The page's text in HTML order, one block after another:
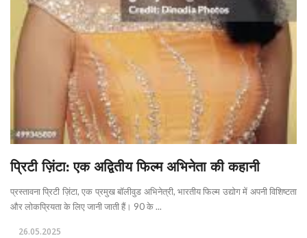
प्रिटी ज़िंटा: एक अद्वितीय फिल्म अभिनेता की कहानी
प्रस्तावना प्रिटी ज़िंटा, एक प्रमुख बॉलीवुड अभिनेत्री, भारतीय फिल्म उद्योग में अपनी विशिष्टता
और लोकप्रियता के लिए जानी जाती हैं। 90 के ...
26.05.2025